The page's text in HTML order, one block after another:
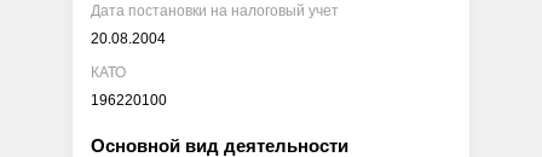
Дата постановки на налоговый учет
20.08.2004
КАТО
196220100
Основной вид деятельности